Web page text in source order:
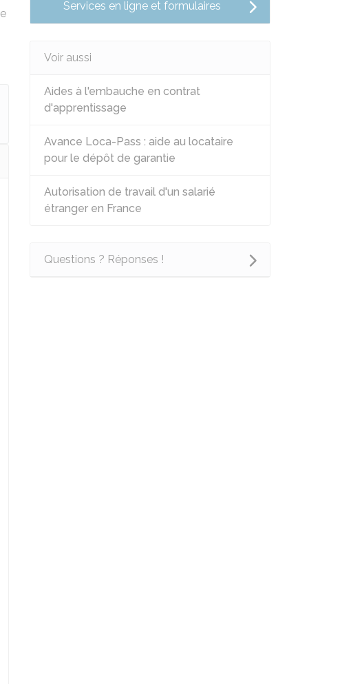
Services en ligne et formulaires
Voir aussi
Aides à l'embauche en contrat
d'apprentissage
Avance Loca-Pass : aide au locataire
pour le dépôt de garantie
Autorisation de travail d'un salarié
étranger en France
Questions ? Réponses !